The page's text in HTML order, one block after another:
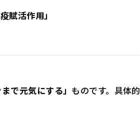
疫賦活作用」
で元気にする」 ものです。具体的